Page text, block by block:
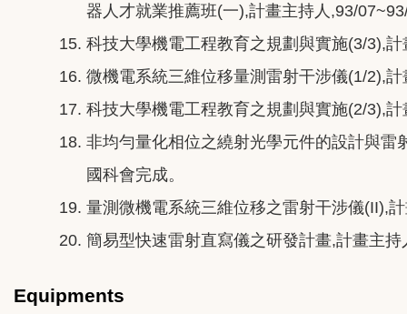
器人才就業推薦班(一),計畫主持人,93/
科技大學機電工程教育之規劃與實施(3/3),
微機電系統三維位移量測雷射干涉儀(1/2),
科技大學機電工程教育之規劃與實施(2/3),
非均勻量化相位之繞射光學元件的設計與
國科會完成。
量測微機電系統三維位移之雷射干涉儀(II),
簡易型快速雷射直寫儀之研發計畫,計畫主
Equipments